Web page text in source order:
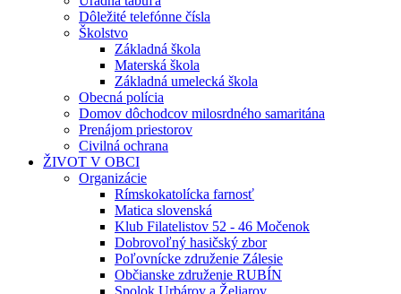
Dôležité telefónne čísla
Školstvo
Základná škola
Materská škola
Základná umelecká škola
Obecná polícia
Domov dôchodcov milosrdného samaritána
Prenájom priestorov
Civilná ochrana
ŽIVOT V OBCI
Organizácie
Rímskokatolícka farnosť
Matica slovenská
Klub Filatelistov 52 - 46 Močenok
Dobrovoľný hasičský zbor
Poľovnícke združenie Zálesie
Občianske združenie RUBÍN
Spolok Urbárov a Želiarov